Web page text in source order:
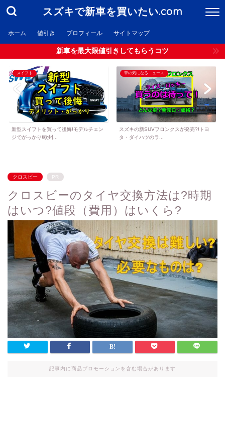
スズキで新車を買いたい.com
ホーム 値引き プロフィール サイトマップ
新車を最大限値引きしてもらうコツ
スイフト
新型スイフトを買って後悔!モデルチェン
ジでがっかり!欧州...
車の気になるニュース
スズキの新SUVフロンクスが発売?!トヨ
タ・ダイハツのラ...
クロスビー PR
クロスビーのタイヤ交換方法は?時期
はいつ?値段（費用）はいくら?
記事内に商品プロモーションを含む場合があります